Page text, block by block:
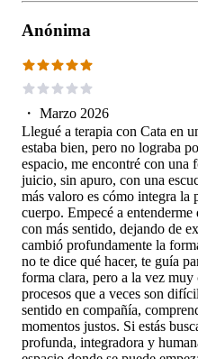
Anónima
・ Marzo 2026
Llegué a terapia con Cata en
estaba bien, pero no lograba
espacio, me encontré con una
juicio, sin apuro, con una
más valoro es cómo integra la
cuerpo. Empecé a
con más sentido, dejando de
cambió profundamente la
no te dice qué hacer, te guía
forma clara, pero a la vez
procesos que a veces son
sentido en compañía,
momentos justos. Si estás
profunda, integradora y